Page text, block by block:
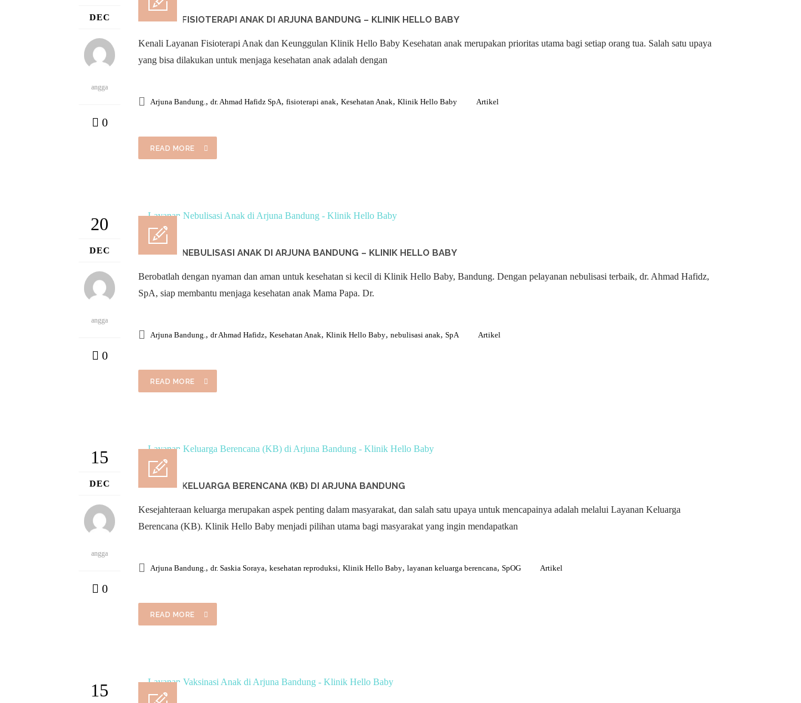
DEC
angga
0
LAYANAN FISIOTERAPI ANAK DI ARJUNA BANDUNG – KLINIK HELLO BABY
Kenali Layanan Fisioterapi Anak dan Keunggulan Klinik Hello Baby Kesehatan anak merupakan prioritas utama bagi setiap orang tua. Salah satu upaya
yang bisa dilakukan untuk menjaga kesehatan anak adalah dengan
Arjuna Bandung., dr. Ahmad Hafidz SpA, fisioterapi anak, Kesehatan Anak, Klinik Hello Baby Artikel
READ MORE
20
DEC
angga
0
LAYANAN NEBULISASI ANAK DI ARJUNA BANDUNG – KLINIK HELLO BABY
Berobatlah dengan nyaman dan aman untuk kesehatan si kecil di Klinik Hello Baby, Bandung. Dengan pelayanan nebulisasi terbaik, dr. Ahmad Hafidz,
SpA, siap membantu menjaga kesehatan anak Mama Papa. Dr.
Arjuna Bandung., dr Ahmad Hafidz, Kesehatan Anak, Klinik Hello Baby, nebulisasi anak, SpA Artikel
READ MORE
15
DEC
angga
0
LAYANAN KELUARGA BERENCANA (KB) DI ARJUNA BANDUNG
Kesejahteraan keluarga merupakan aspek penting dalam masyarakat, dan salah satu upaya untuk mencapainya adalah melalui Layanan Keluarga
Berencana (KB). Klinik Hello Baby menjadi pilihan utama bagi masyarakat yang ingin mendapatkan
Arjuna Bandung., dr. Saskia Soraya, kesehatan reproduksi, Klinik Hello Baby, layanan keluarga berencana, SpOG Artikel
READ MORE
15